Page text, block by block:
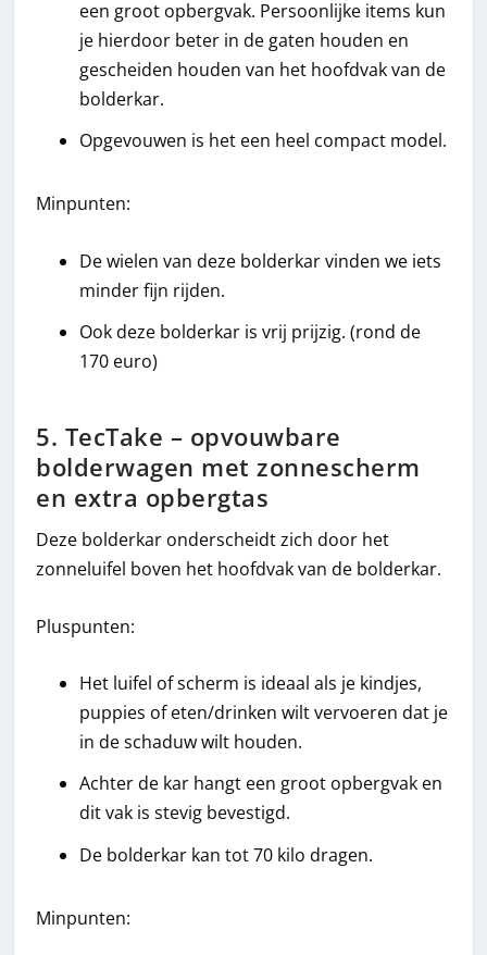
een groot opbergvak. Persoonlijke items kun
je hierdoor beter in de gaten houden en
gescheiden houden van het hoofdvak van de
bolderkar.
Opgevouwen is het een heel compact model.
Minpunten:
De wielen van deze bolderkar vinden we iets
minder fijn rijden.
Ook deze bolderkar is vrij prijzig. (rond de
170 euro)
5. TecTake – opvouwbare
bolderwagen met zonnescherm
en extra opbergtas
Deze bolderkar onderscheidt zich door het
zonneluifel boven het hoofdvak van de bolderkar.
Pluspunten:
Het luifel of scherm is ideaal als je kindjes,
puppies of eten/drinken wilt vervoeren dat je
in de schaduw wilt houden.
Achter de kar hangt een groot opbergvak en
dit vak is stevig bevestigd.
De bolderkar kan tot 70 kilo dragen.
Minpunten: